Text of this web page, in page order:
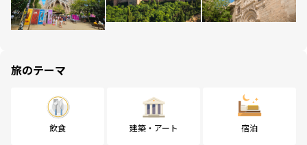
旅のテーマ
飲食 建築・アート 宿泊